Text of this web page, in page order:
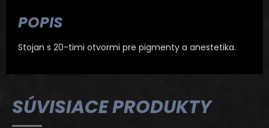
POPIS
Stojan s 20-timi otvormi pre pigmenty a anestetika.
SÚVISIACE PRODUKTY